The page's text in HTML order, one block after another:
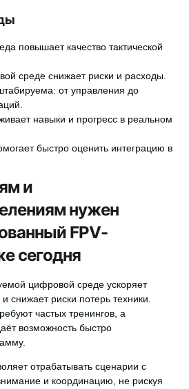
повышает качество тактической
среде снижает риски и расходы.
от управления до
навыки и прогресс в реальном
быстро оценить интеграцию в
и
нужен
FPV-
сегодня
цифровой среде ускоряет
снижает риски потерь техники.
частых тренингов, а
возможность быстро
отрабатывать сценарии с
и координацию, не рискуя